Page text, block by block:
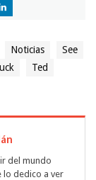
Noticias
See
Ted
del mundo
lo dedico a ver